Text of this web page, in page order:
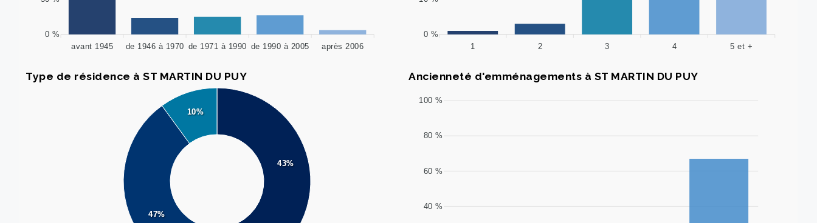
0 %
avant 1945
de 1946 à 1970 de 1971 à 1990 de 1990 à 2005 après 2006
0 %
1
2 3 4 5 et +
Type de résidence à ST MARTIN DU PUY
43%
47%
10%
Ancienneté d'emménagements à ST MARTIN DU PUY
100 %
80 %
60 %
40 %